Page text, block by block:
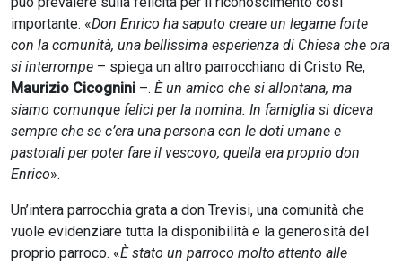
importante: «Don Enrico ha saputo creare un legame forte
con la comunità, una bellissima esperienza di Chiesa che ora
si interrompe – spiega un altro parrocchiano di Cristo Re,
Maurizio Cicognini –. È un amico che si allontana, ma
siamo comunque felici per la nomina. In famiglia si diceva
sempre che se c’era una persona con le doti umane e
pastorali per poter fare il vescovo, quella era proprio don
Enrico».
Un’intera parrocchia grata a don Trevisi, una comunità che
vuole evidenziare tutta la disponibilità e la generosità del
proprio parroco. «È stato un parroco molto attento alle